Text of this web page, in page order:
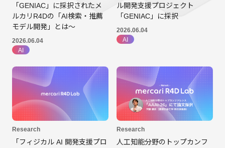
「GENIAC」に採択されたメ
ルカリR4Dの「AI検索・推薦
モデル開発」とは〜
2026.06.04
AI
ル開発支援プロジェクト
「GENIAC」に採択
2026.06.04
AI
Research
「フィジカル AI 開発支援プロ
Research
人工知能分野のトップカンフ